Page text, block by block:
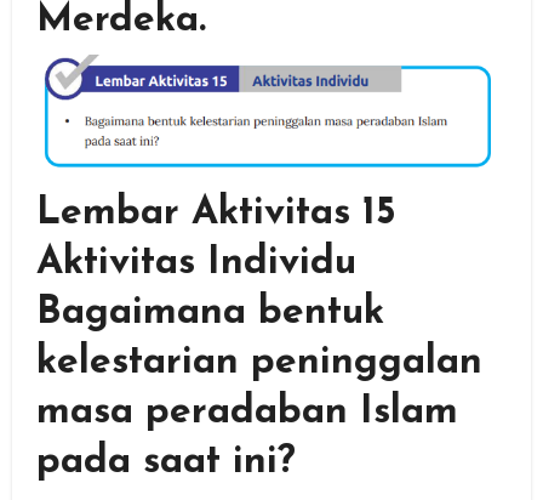
Merdeka.
Lembar Aktivitas 15
Aktivitas Individu
Bagaimana bentuk
kelestarian peninggalan
masa peradaban Islam
pada saat ini?